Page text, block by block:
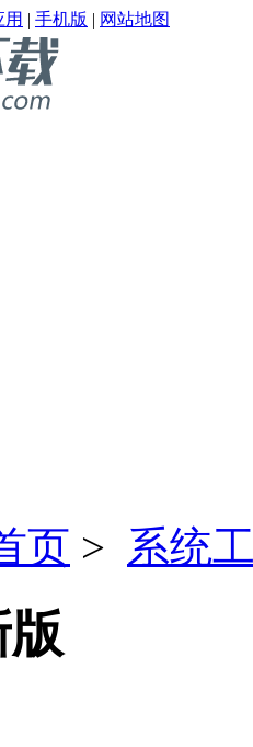
| 手机版 | 网站地图
页 > 系统
版